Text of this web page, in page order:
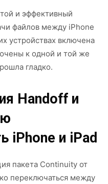
и эффективный
файлов между iPhone
устройствах включена
к одной и той же
гладко.
Handoff и
iPhone и iPad
пакета Continuity от
переключаться между